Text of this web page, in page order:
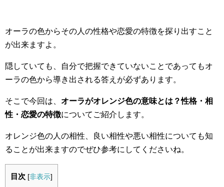
オーラの色からその人の性格や恋愛の特徴を探り出すこと
が出来ますよ。
隠していても、自分で把握できていないことであってもオ
ーラの色から導き出される答えが必ずあります。
そこで今回は、 オーラがオレンジ色の意味とは？性格・相
性・恋愛の特徴についてご紹介します。
オレンジ色の人の相性、良い相性や悪い相性についても知
ることが出来ますのでぜひ参考にしてくださいね。
目次 [非表示]